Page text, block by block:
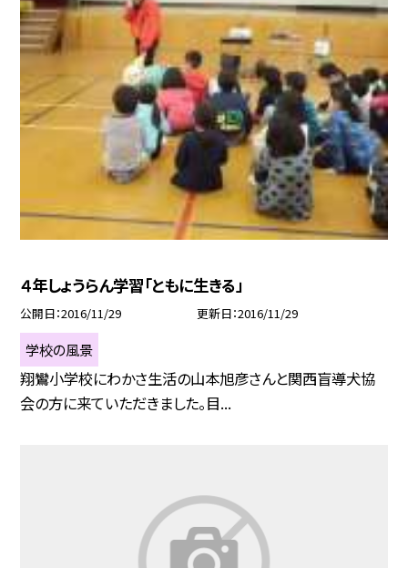
４年しょうらん学習「ともに生きる」
公開日 2016/11/29 更新日 2016/11/29
学校の風景
翔鸞小学校にわかさ生活の山本旭彦さんと関西盲導犬協
会の方に来ていただきました。目...